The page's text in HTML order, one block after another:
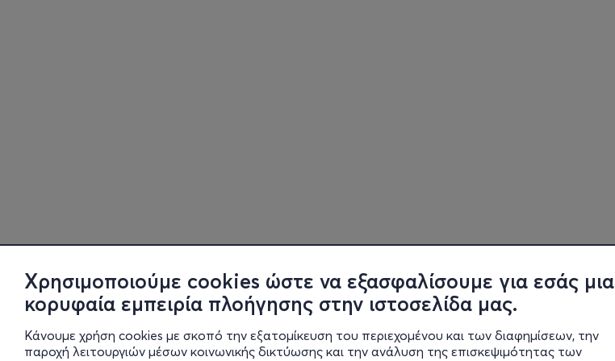
Χρησιμοποιούμε cookies ώστε να εξασφαλίσουμε για εσάς μια
κορυφαία εμπειρία πλοήγησης στην ιστοσελίδα μας.
Κάνουμε χρήση cookies με σκοπό την εξατομίκευση του περιεχομένου και των διαφημίσεων, την
παροχή λειτουργιών μέσων κοινωνικής δικτύωσης και την ανάλυση της επισκεψιμότητας των